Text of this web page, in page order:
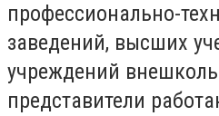
профессионально-
заведений, высших
учреждений
представители